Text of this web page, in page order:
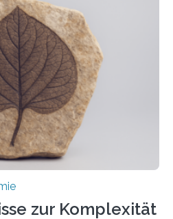
hat nun einen bislang
des
in der Bäckerhefe
entdeckt, der für die
entscheidend ist. Die
2025 in der
zur Komplexität